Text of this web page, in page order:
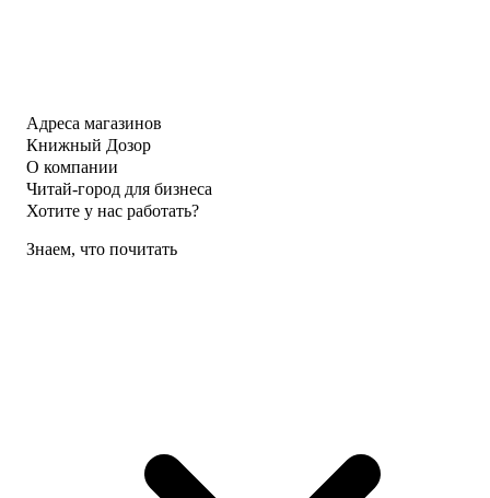
Адреса магазинов
Книжный Дозор
О компании
Читай-город для бизнеса
Хотите у нас работать?
Знаем, что почитать